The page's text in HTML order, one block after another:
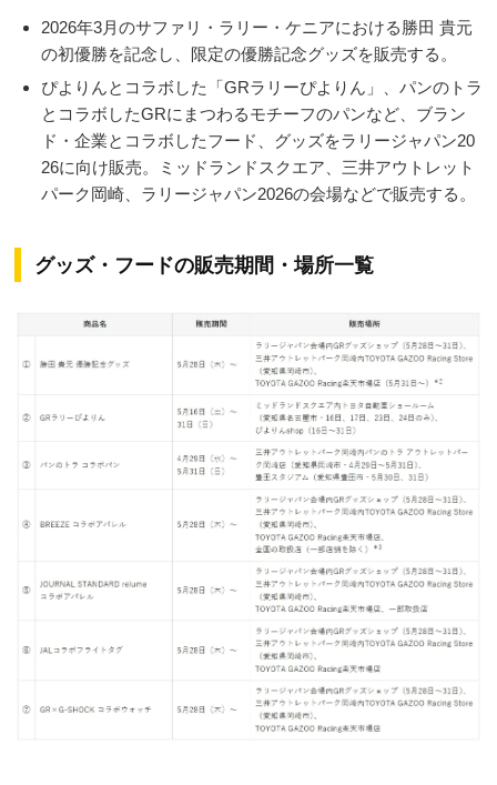
2026年3月のサファリ・ラリー・ケニアにおける勝田 貴元
の初優勝を記念し、限定の優勝記念グッズを販売する。
ぴよりんとコラボした「GRラリーぴよりん」、パンのトラ
とコラボしたGRにまつわるモチーフのパンなど、ブラン
ド・企業とコラボしたフード、グッズをラリージャパン20
26に向け販売。ミッドランドスクエア、三井アウトレット
パーク岡崎、ラリージャパン2026の会場などで販売する。
グッズ・フードの販売期間・場所一覧